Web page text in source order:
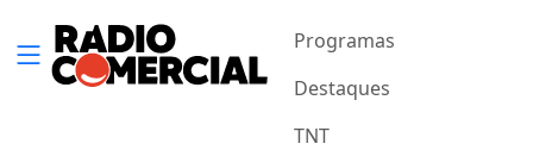
Programas
Destaques
TNT